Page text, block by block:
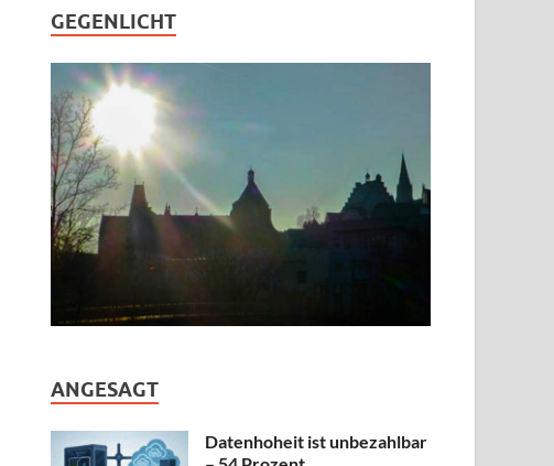
GEGENLICHT
ANGESAGT
Datenhoheit ist unbezahlbar